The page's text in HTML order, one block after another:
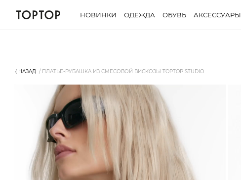
НОВИНКИ ОДЕЖДА ОБУВЬ АКСЕССУАРЫ
⟨ НАЗАД ПЛАТЬЕ-РУБАШКА ИЗ СМЕСОВОЙ ВИСКОЗЫ TOPTOP STUDIO